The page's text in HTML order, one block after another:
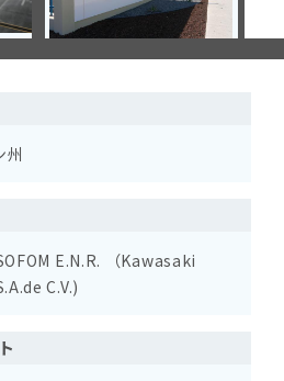
州
E.N.R. （Kawasaki
C.V.)